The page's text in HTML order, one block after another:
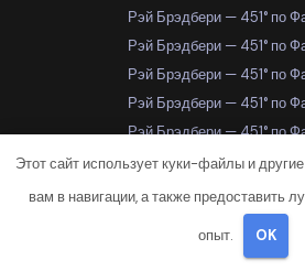
Рэй Брэдбери — 451° по
Рэй Брэдбери — 451° по
Рэй Брэдбери — 451° по
Рэй Брэдбери — 451° по
Рэй Брэдбери — 451° по
Рэй Брэдбери — 451° по
Рэй Брэдбери — 451° по
Рэй Брэдбери — 451° по
Рэй Брэдбери — 451° по
Этот сайт использует куки-файлы и
вам в навигации, а также предоставить
опыт. OK